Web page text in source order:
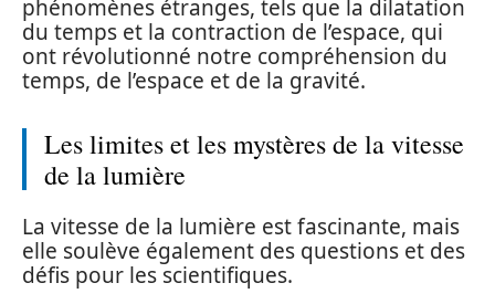
phénomènes étranges, tels que la dilatation
du temps et la contraction de l’espace, qui
ont révolutionné notre compréhension du
temps, de l’espace et de la gravité.
Les limites et les mystères de la vitesse
de la lumière
La vitesse de la lumière est fascinante, mais
elle soulève également des questions et des
défis pour les scientifiques.